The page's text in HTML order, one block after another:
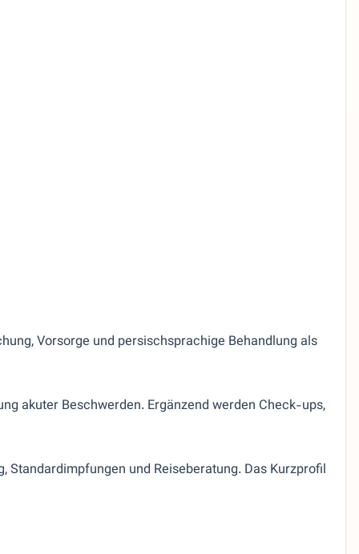
Vorsorge und persischsprachige Behandlung als
akuter Beschwerden. Ergänzend werden Check-ups,
und Reiseberatung. Das Kurzprofil